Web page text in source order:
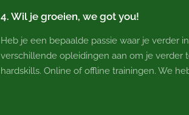
4. Wil je groeien, we got you!
Heb je een bepaalde passie waar je verder
verschillende opleidingen aan om je verder
hardskills. Online of offline trainingen. We